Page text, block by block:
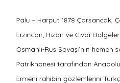
Palu – Harput 1878 Çarsancak,
Erzincan, Hizan ve Civar Bölgeler
Osmanlı-Rus Savaşı’nın hemen
Patrikhanesi tarafından
Ermeni rahibin gözlemlerini